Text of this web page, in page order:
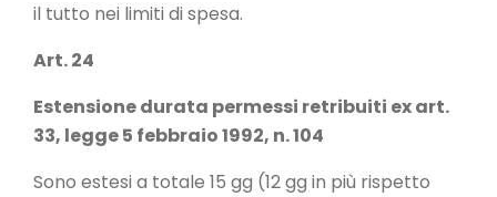
il tutto nei limiti di spesa.
Art. 24
Estensione durata permessi retribuiti ex art.
33, legge 5 febbraio 1992, n. 104
Sono estesi a totale 15 gg (12 gg in più rispetto